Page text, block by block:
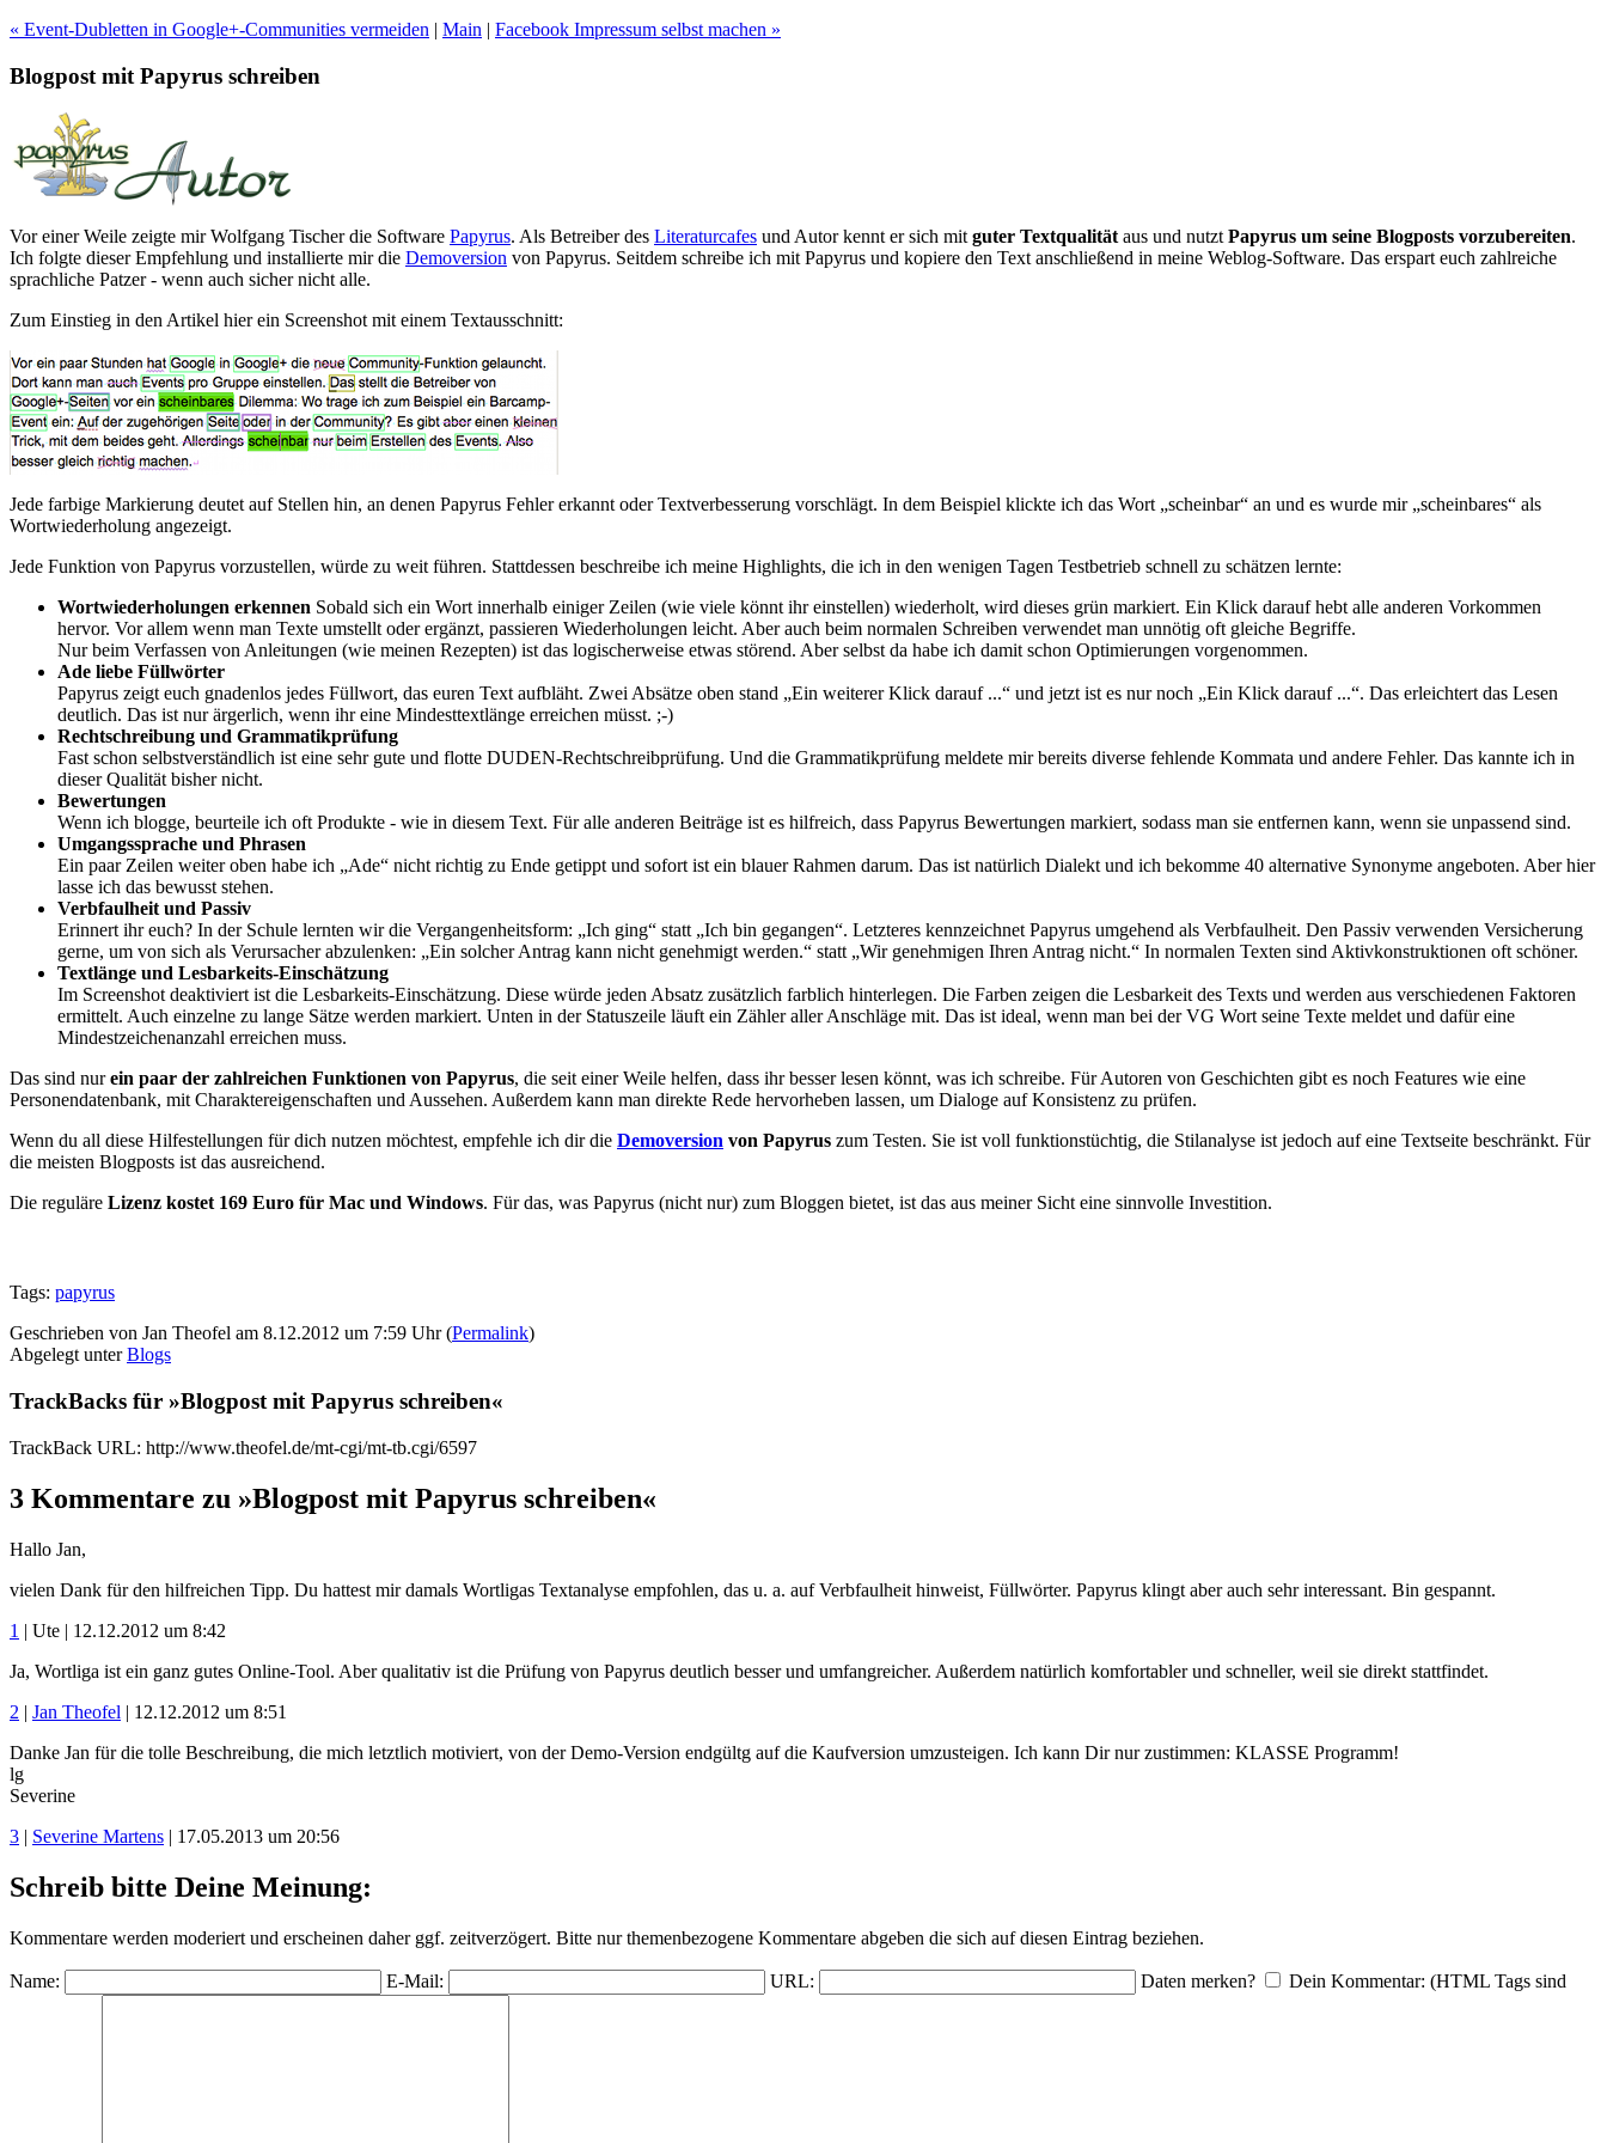
« Event-Dubletten in Google+-Communities vermeiden | Main | Facebook Impressum selbst machen »
Blogpost mit Papyrus schreiben
Vor einer Weile zeigte mir Wolfgang Tischer die Software Papyrus. Als Betreiber des Literaturcafes und Autor kennt er sich mitguter Textqualitätaus und nutztPapyrus um seine Blogposts vorzubereiten.
Ich folgte dieser Empfehlung und installierte mir die Demoversion von Papyrus. Seitdem schreibe ich mit Papyrus und kopiere den Text anschließend in meine Weblog-Software. Das erspart euch zahlreiche
sprachliche Patzer - wenn auch sicher nicht alle.
Zum Einstieg in den Artikel hier ein Screenshot mit einem Textausschnitt:
Jede farbige Markierung deutet auf Stellen hin, an denen Papyrus Fehler erkannt oder Textverbesserung vorschlägt. In dem Beispiel klickte ich das Wort „scheinbar“ an und es wurde mir „scheinbares“ als
Wortwiederholung angezeigt.
Jede Funktion von Papyrus vorzustellen, würde zu weit führen. Stattdessen beschreibe ich meine Highlights, die ich in den wenigen Tagen Testbetrieb schnell zu schätzen lernte:
Wortwiederholungen erkennen Sobald sich ein Wort innerhalb einiger Zeilen (wie viele könnt ihr einstellen) wiederholt, wird dieses grün markiert. Ein Klick darauf hebt alle anderen Vorkommen
hervor. Vor allem wenn man Texte umstellt oder ergänzt, passieren Wiederholungen leicht. Aber auch beim normalen Schreiben verwendet man unnötig oft gleiche Begriffe.
Nur beim Verfassen von Anleitungen (wie meinen Rezepten) ist das logischerweise etwas störend. Aber selbst da habe ich damit schon Optimierungen vorgenommen.
Ade liebe Füllwörter
Papyrus zeigt euch gnadenlos jedes Füllwort, das euren Text aufbläht. Zwei Absätze oben stand „Ein weiterer Klick darauf ...“ und jetzt ist es nur noch „Ein Klick darauf ...“. Das erleichtert das Lesen
deutlich. Das ist nur ärgerlich, wenn ihr eine Mindesttextlänge erreichen müsst. ;-)
Rechtschreibung und Grammatikprüfung
Fast schon selbstverständlich ist eine sehr gute und flotte DUDEN-Rechtschreibprüfung. Und die Grammatikprüfung meldete mir bereits diverse fehlende Kommata und andere Fehler. Das kannte ich in
dieser Qualität bisher nicht.
Bewertungen
Wenn ich blogge, beurteile ich oft Produkte - wie in diesem Text. Für alle anderen Beiträge ist es hilfreich, dass Papyrus Bewertungen markiert, sodass man sie entfernen kann, wenn sie unpassend sind.
Umgangssprache und Phrasen
Ein paar Zeilen weiter oben habe ich „Ade“ nicht richtig zu Ende getippt und sofort ist ein blauer Rahmen darum. Das ist natürlich Dialekt und ich bekomme 40 alternative Synonyme angeboten. Aber hier
lasse ich das bewusst stehen.
Verbfaulheit und Passiv
Erinnert ihr euch? In der Schule lernten wir die Vergangenheitsform: „Ich ging“ statt „Ich bin gegangen“. Letzteres kennzeichnet Papyrus umgehend als Verbfaulheit. Den Passiv verwenden Versicherung
gerne, um von sich als Verursacher abzulenken: „Ein solcher Antrag kann nicht genehmigt werden.“ statt „Wir genehmigen Ihren Antrag nicht.“ In normalen Texten sind Aktivkonstruktionen oft schöner.
Textlänge und Lesbarkeits-Einschätzung
Im Screenshot deaktiviert ist die Lesbarkeits-Einschätzung. Diese würde jeden Absatz zusätzlich farblich hinterlegen. Die Farben zeigen die Lesbarkeit des Texts und werden aus verschiedenen Faktoren
ermittelt. Auch einzelne zu lange Sätze werden markiert. Unten in der Statuszeile läuft ein Zähler aller Anschläge mit. Das ist ideal, wenn man bei der VG Wort seine Texte meldet und dafür eine
Mindestzeichenanzahl erreichen muss.
Das sind nurein paar der zahlreichen Funktionen von Papyrus, die seit einer Weile helfen, dass ihr besser lesen könnt, was ich schreibe. Für Autoren von Geschichten gibt es noch Features wie eine
Personendatenbank, mit Charaktereigenschaften und Aussehen. Außerdem kann man direkte Rede hervorheben lassen, um Dialoge auf Konsistenz zu prüfen.
Wenn du all diese Hilfestellungen für dich nutzen möchtest, empfehle ich dir die Demoversion von Papyrus zum Testen. Sie ist voll funktionstüchtig, die Stilanalyse ist jedoch auf eine Textseite beschränkt. Für
die meisten Blogposts ist das ausreichend.
Die reguläre Lizenz kostet 169 Euro für Mac und Windows. Für das, was Papyrus (nicht nur) zum Bloggen bietet, ist das aus meiner Sicht eine sinnvolle Investition.
Tags: papyrus
Geschrieben von Jan Theofel am 8.12.2012 um 7:59 Uhr (Permalink)
Abgelegt unterBlogs
TrackBacks für »Blogpost mit Papyrus schreiben«
TrackBack URL: http://www.theofel.de/mt-cgi/mt-tb.cgi/6597
3 Kommentare zu »Blogpost mit Papyrus schreiben«
Hallo Jan,
vielen Dank für den hilfreichen Tipp. Du hattest mir damals Wortligas Textanalyse empfohlen, das u. a. auf Verbfaulheit hinweist, Füllwörter. Papyrus klingt aber auch sehr interessant. Bin gespannt.
1 | Ute | 12.12.2012 um 8:42
Ja, Wortliga ist ein ganz gutes Online-Tool. Aber qualitativ ist die Prüfung von Papyrus deutlich besser und umfangreicher. Außerdem natürlich komfortabler und schneller, weil sie direkt stattfindet.
2 | Jan Theofel | 12.12.2012 um 8:51
Danke Jan für die tolle Beschreibung, die mich letztlich motiviert, von der Demo-Version endgültg auf die Kaufversion umzusteigen. Ich kann Dir nur zustimmen: KLASSE Programm!
lg
Severine
3 | Severine Martens | 17.05.2013 um 20:56
Schreib bitte Deine Meinung:
Kommentare werden moderiert und erscheinen daher ggf. zeitverzögert. Bitte nur themenbezogene Kommentare abgeben die sich auf diesen Eintrag beziehen.
Name: E-Mail: URL: Daten merken? Dein Kommentar: (HTML Tags sind